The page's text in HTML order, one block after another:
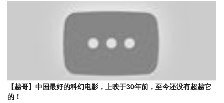
【越哥】中国最好的科幻电影，上映于30年前，至今还没有超越它
的！